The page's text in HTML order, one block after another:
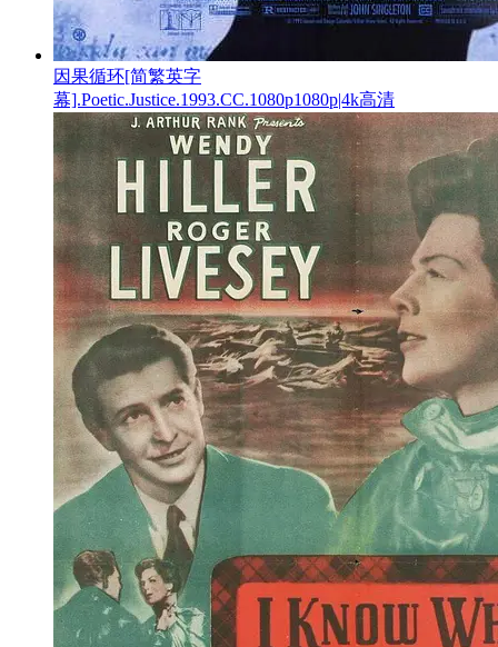
因果循环[简繁英字
幕].Poetic.Justice.1993.CC.1080p1080p|4k高清